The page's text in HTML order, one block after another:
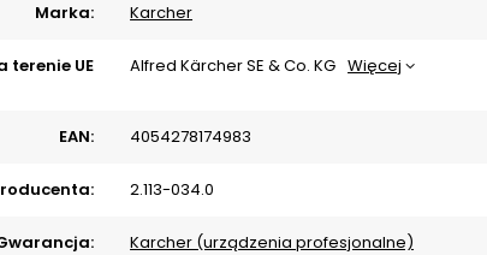
Marka: Karcher
UE Alfred Kärcher SE & Co. KG Więcej
EAN: 4054278174983
2.113-034.0
Karcher (urządzenia profesjonalne)